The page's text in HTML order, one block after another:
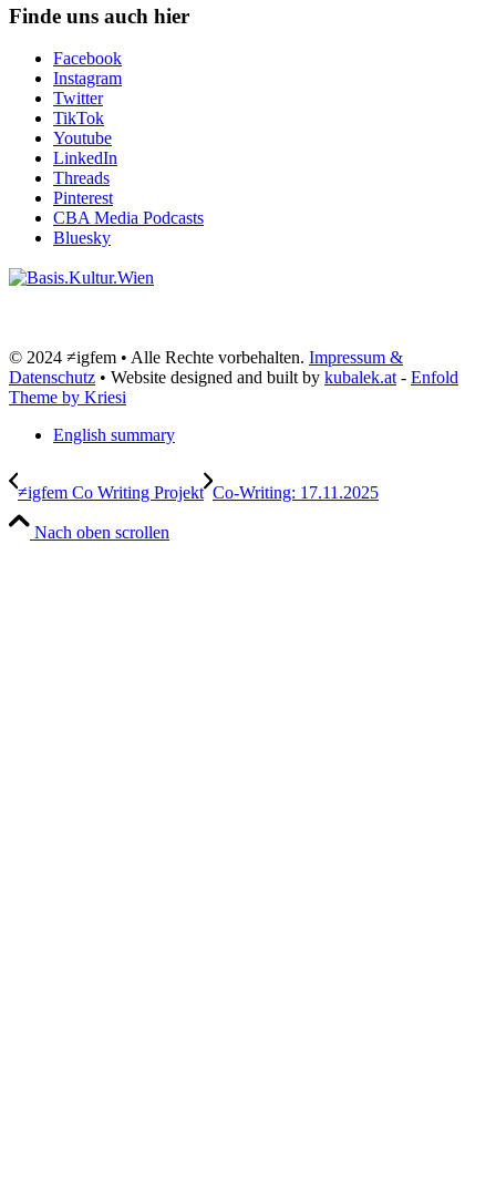
Finde uns auch hier
Facebook
Instagram
Twitter
TikTok
Youtube
LinkedIn
Threads
Pinterest
CBA Media Podcasts
Bluesky
© 2024 ≠igfem • Alle Rechte vorbehalten. Impressum &
Datenschutz • Website designed and built by kubalek.at - Enfold
Theme by Kriesi
English summary
≠igfem Co Writing Projekt Co-Writing: 17.11.2025
Nach oben scrollen